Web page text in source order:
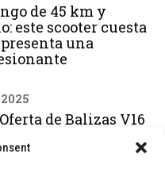
de 45 km y
este scooter cuesta
una
de Balizas V16